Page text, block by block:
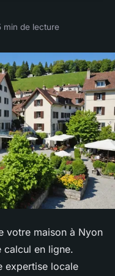
min de lecture
votre maison à Nyon
calcul en ligne.
expertise locale